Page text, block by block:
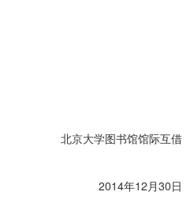
北京大学图书馆馆际互借
2014年12月30日